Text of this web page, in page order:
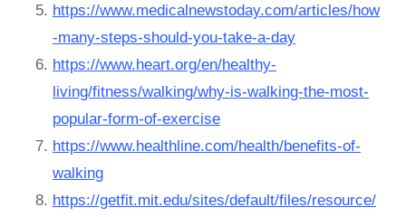
https://www.medicalnewstoday.com/articles/how
-many-steps-should-you-take-a-day
https://www.heart.org/en/healthy-
living/fitness/walking/why-is-walking-the-most-
popular-form-of-exercise
https://www.healthline.com/health/benefits-of-
walking
https://getfit.mit.edu/sites/default/files/resource/